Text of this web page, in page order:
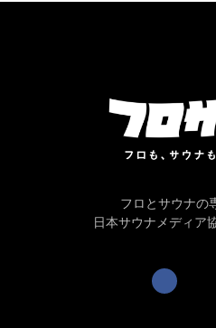
フロとサウナの
日本サウナメディア